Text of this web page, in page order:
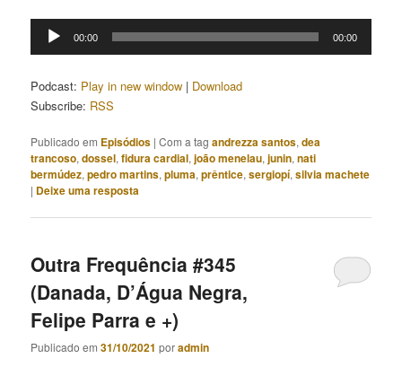
Tocador
00:00 00:00
Podcast: Play in new window | Download
Subscribe: RSS
Publicado em Episódios |Com a tagandrezza santos,dea
trancoso,dossel,fidura cardial,joão menelau,junin,nati
bermúdez,pedro martins,pluma,prêntice,sergiopí,silvia machete
| Deixe uma resposta
Outra Frequência #345
(Danada, D’Água Negra,
Felipe Parra e +)
Publicado em31/10/2021 poradmin